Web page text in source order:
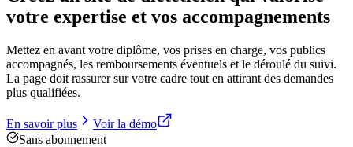
votre expertise et vos accompagnements
Mettez en avant votre diplôme, vos prises en charge, vos publics
accompagnés, les remboursements éventuels et le déroulé du suivi.
La page doit rassurer sur votre cadre tout en attirant des demandes
plus qualifiées.
En savoir plus
Voir la démo
Sans abonnement